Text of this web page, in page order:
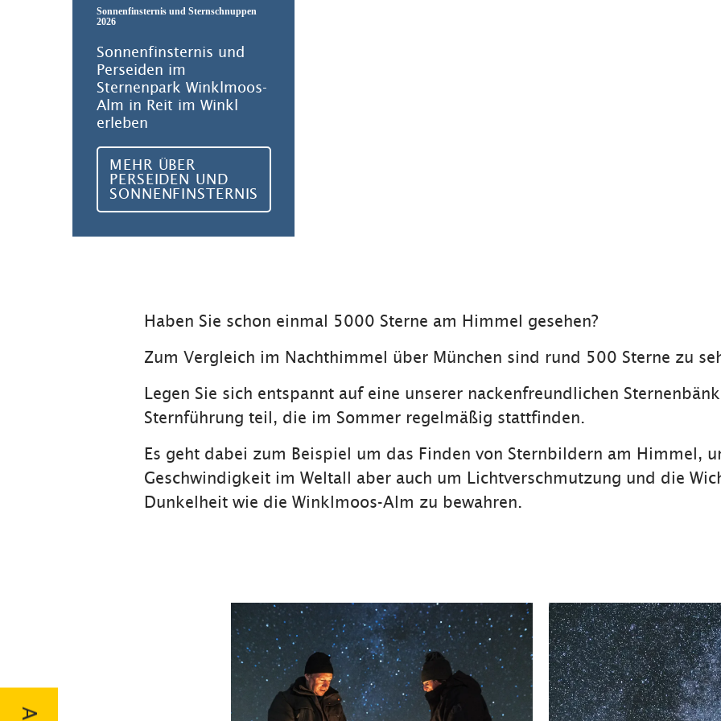
Sonnenfinsternis und Sternschnuppen
2026
Sonnenfinsternis und
Perseiden im
Sternenpark Winklmoos-
Alm in Reit im Winkl
erleben
MEHR ÜBER
PERSEIDEN UND
SONNENFINSTERNIS
Haben Sie schon einmal 5000 Sterne am Himmel gesehen?
Zum Vergleich im Nachthimmel über München sind rund 500 Sterne zu
Legen Sie sich entspannt auf eine unserer nackenfreundlichen
Sternführung teil, die im Sommer regelmäßig stattfinden.
Es geht dabei zum Beispiel um das Finden von Sternbildern am Himmel,
Geschwindigkeit im Weltall aber auch um Lichtverschmutzung und die
Dunkelheit wie die Winklmoos-Alm zu bewahren.